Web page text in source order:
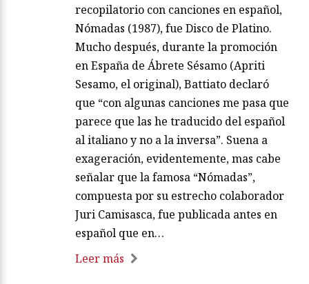
recopilatorio con canciones en español,
Nómadas (1987), fue Disco de Platino.
Mucho después, durante la promoción
en España de Ábrete Sésamo (Apriti
Sesamo, el original), Battiato declaró
que “con algunas canciones me pasa que
parece que las he traducido del español
al italiano y no a la inversa”. Suena a
exageración, evidentemente, mas cabe
señalar que la famosa “Nómadas”,
compuesta por su estrecho colaborador
Juri Camisasca, fue publicada antes en
español que en…
Leer más